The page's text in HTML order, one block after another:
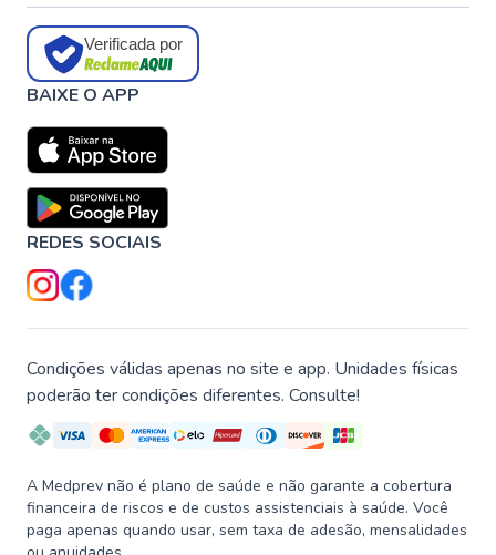
Verificada por
BAIXE O APP
REDES SOCIAIS
Condições válidas apenas no site e app. Unidades físicas
poderão ter condições diferentes. Consulte!
A Medprev não é plano de saúde e não garante a cobertura
financeira de riscos e de custos assistenciais à saúde. Você
paga apenas quando usar, sem taxa de adesão, mensalidades